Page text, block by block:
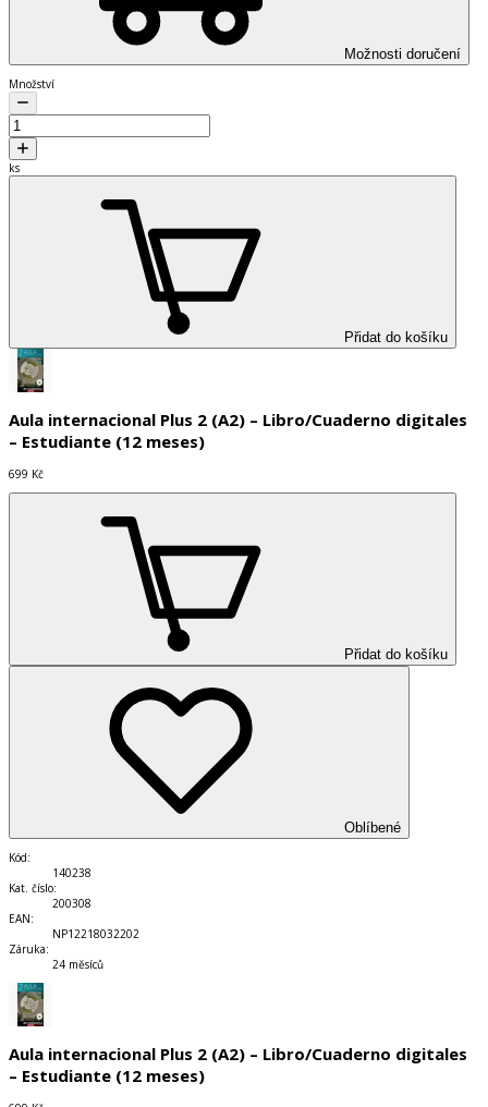
Možnosti doručení
Množství
ks
Přidat do košíku
Aula internacional Plus 2 (A2) – Libro/Cuaderno digitales
– Estudiante (12 meses)
699 Kč
Přidat do košíku
Oblíbené
Kód:
140238
Kat. číslo:
200308
EAN:
NP12218032202
Záruka:
24 měsíců
Aula internacional Plus 2 (A2) – Libro/Cuaderno digitales
– Estudiante (12 meses)